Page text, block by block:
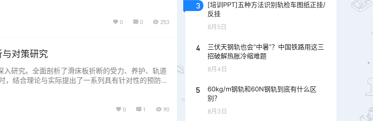
0 0 253
对策研究
研究。全面剖析了滑床板折断的受力、养护、轨道
结合理论与实际提出了一系列具有针对性的预防和
0 1 90
3
[培训PPT]五种方法识别轨检车图纸正挂/
反挂
8月5日
4
三伏天钢轨也会“中暑”？中国铁路用这三
招破解热胀冷缩难题
8月4日
5
60kg/m钢轨和60N钢轨到底有什么区
别？
8月3日